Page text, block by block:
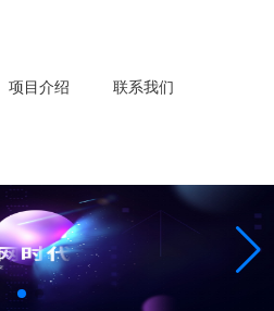
项目介绍 联系我们